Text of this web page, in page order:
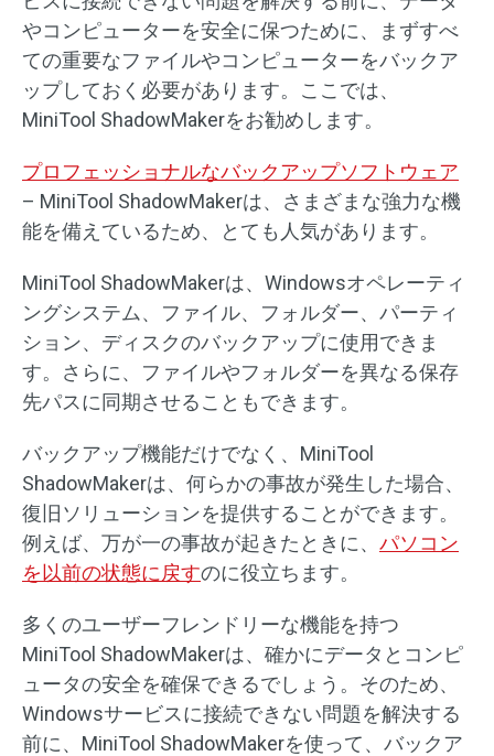
やコンピューターを安全に保つために、まずすべ
ての重要なファイルやコンピューターをバックア
ップしておく必要があります。ここでは、
MiniTool ShadowMakerをお勧めします。
プロフェッショナルなバックアップソフトウェア
– MiniTool ShadowMakerは、さまざまな強力な機
能を備えているため、とても人気があります。
MiniTool ShadowMakerは、Windowsオペレーティ
ングシステム、ファイル、フォルダー、パーティ
ション、ディスクのバックアップに使用できま
す。さらに、ファイルやフォルダーを異なる保存
先パスに同期させることもできます。
バックアップ機能だけでなく、MiniTool
ShadowMakerは、何らかの事故が発生した場合、
復旧ソリューションを提供することができます。
例えば、万が一の事故が起きたときに、 パソコン
を以前の状態に戻すのに役立ちます。
多くのユーザーフレンドリーな機能を持つ
MiniTool ShadowMakerは、確かにデータとコンピ
ュータの安全を確保できるでしょう。そのため、
Windowsサービスに接続できない問題を解決する
前に、MiniTool ShadowMakerを使って、バックア